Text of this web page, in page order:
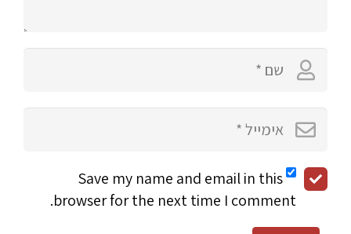
Save my name and email in this
browser for the next time I comment.